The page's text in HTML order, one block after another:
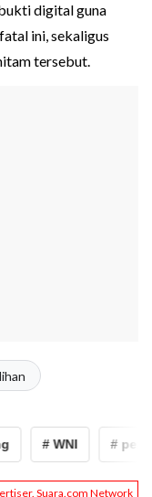
digital guna
ini, sekaligus
tersebut.
# WNI #